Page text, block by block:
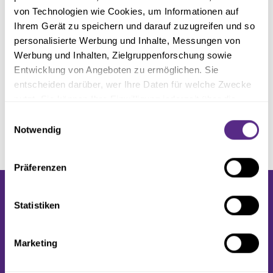
von Technologien wie Cookies, um Informationen auf
Ihrem Gerät zu speichern und darauf zuzugreifen und so
personalisierte Werbung und Inhalte, Messungen von
Werbung und Inhalten, Zielgruppenforschung sowie
Entwicklung von Angeboten zu ermöglichen. Sie
entscheiden darüber, wer Ihre Daten für welche Zwecke
Trigger Symbol ändern oder widerrufen
Informationen über Ihre geografische Lage erfassen,
Ihr Gerät durch aktives Scannen nach bestimmten
Erfahren Sie mehr darüber, wie Ihre persönlichen Daten
verarbeitet werden, und legen Sie Ihre Präferenzen im
Notwendig
Präferenzen
Statistiken
Marketing